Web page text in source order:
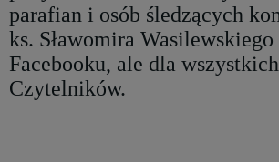
parafian i osób śledzących
ks. Sławomira Wasilewskiego
Facebooku, ale dla wszystkich
Czytelników.